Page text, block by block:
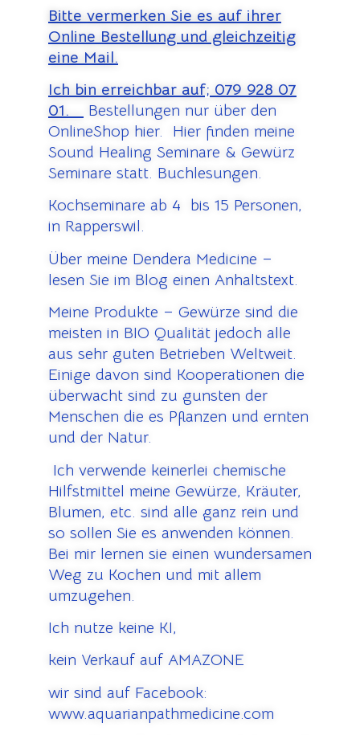
Bitte vermerken Sie es auf ihrer
Online Bestellung und gleichzeitig
eine Mail.
Ich bin erreichbar auf; 079 928 07
01.
Bestellungen nur über den
OnlineShop hier. Hier finden meine
Sound Healing Seminare & Gewürz
Seminare statt. Buchlesungen.
Kochseminare ab 4 bis 15 Personen,
in Rapperswil.
Über meine Dendera Medicine –
lesen Sie im Blog einen Anhaltstext.
Meine Produkte – Gewürze sind die
meisten in BIO Qualität jedoch alle
aus sehr guten Betrieben Weltweit.
Einige davon sind Kooperationen die
überwacht sind zu gunsten der
Menschen die es Pflanzen und ernten
und der Natur.
Ich verwende keinerlei chemische
Hilfstmittel meine Gewürze, Kräuter,
Blumen, etc. sind alle ganz rein und
so sollen Sie es anwenden können.
Bei mir lernen sie einen wundersamen
Weg zu Kochen und mit allem
umzugehen.
Ich nutze keine KI,
kein Verkauf auf AMAZONE
wir sind auf Facebook:
www.aquarianpathmedicine.com